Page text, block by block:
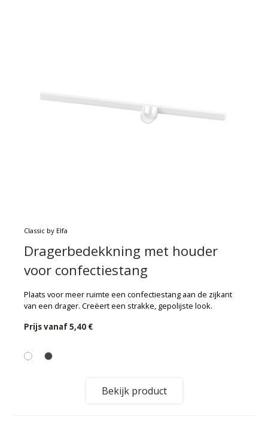
Classic by Elfa
Dragerbedekkning met houder
voor confectiestang
Plaats voor meer ruimte een confectiestang aan de zijkant
van een drager. Creëert een strakke, gepolijste look.
Prijs vanaf5,40 €
Bekijk product